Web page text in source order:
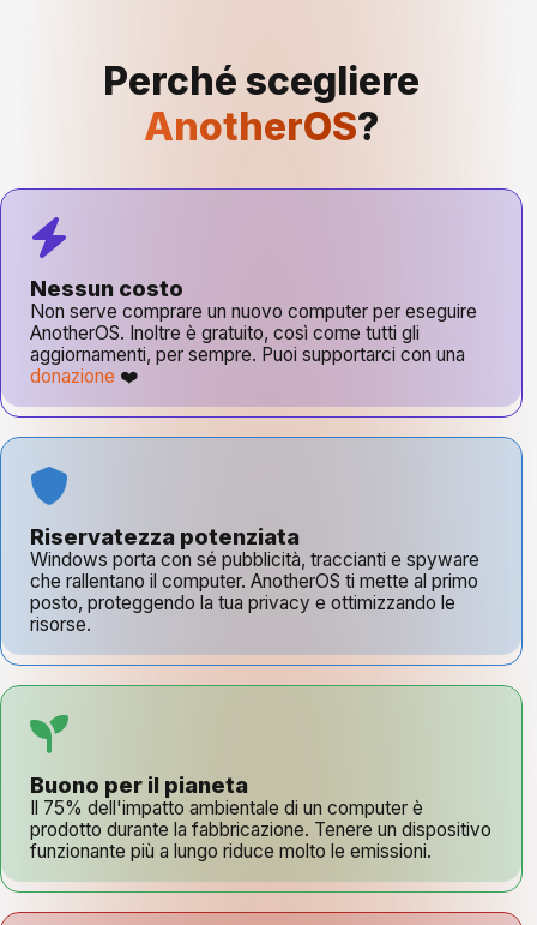
Perché scegliere
AnotherOS?
Nessun costo
Non serve comprare un nuovo computer per eseguire
AnotherOS. Inoltre è gratuito, così come tutti gli
aggiornamenti, per sempre. Puoi supportarci con una
donazione ❤️
Riservatezza potenziata
Windows porta con sé pubblicità, traccianti e spyware
che rallentano il computer. AnotherOS ti mette al primo
posto, proteggendo la tua privacy e ottimizzando le
risorse.
Buono per il pianeta
Il 75% dell'impatto ambientale di un computer è
prodotto durante la fabbricazione. Tenere un dispositivo
funzionante più a lungo riduce molto le emissioni.